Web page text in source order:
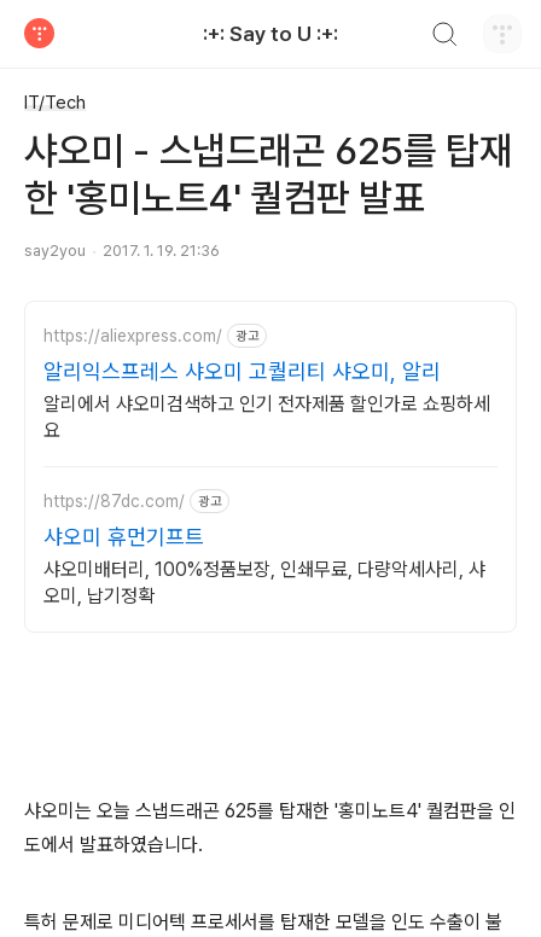
:+: Say to U :+:
IT/Tech
샤오미 - 스냅드래곤 625를 탑재
한 '홍미노트4' 퀄컴판 발표
say2you 2017. 1. 19. 21:36
https://aliexpress.com/ 광고
알리익스프레스 샤오미 고퀄리티 샤오미, 알리
알리에서 샤오미검색하고 인기 전자제품 할인가로 쇼핑하세
요
https://87dc.com/ 광고
샤오미 휴먼기프트
샤오미배터리, 100%정품보장, 인쇄무료, 다량악세사리, 샤
오미, 납기정확
샤오미는 오늘 스냅드래곤 625를 탑재한 '홍미노트4' 퀄컴판을 인
도에서 발표하였습니다.
특허 문제로 미디어텍 프로세서를 탑재한 모델을 인도 수출이 불